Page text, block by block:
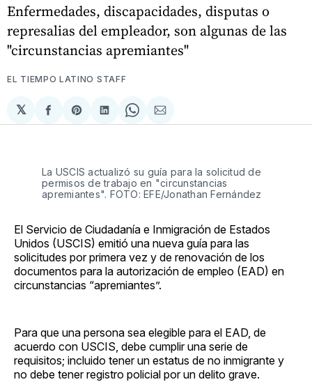
Enfermedades, discapacidades, disputas o
represalias del empleador, son algunas de las
"circunstancias apremiantes"
EL TIEMPO LATINO STAFF
𝕏
Compartir
en
Share
on
Compartir
en
Share
on
Compartir
via
La USCIS actualizó su guía para la solicitud de
permisos de trabajo en "circunstancias
apremiantes". FOTO: EFE/Jonathan Fernández
El Servicio de Ciudadanía e Inmigración de Estados
Unidos (USCIS) emitió una nueva guía para las
solicitudes por primera vez y de renovación de los
documentos para la autorización de empleo (EAD) en
circunstancias “apremiantes”.
Para que una persona sea elegible para el EAD, de
acuerdo con USCIS, debe cumplir una serie de
requisitos; incluido tener un estatus de no inmigrante y
no debe tener registro policial por un delito grave.